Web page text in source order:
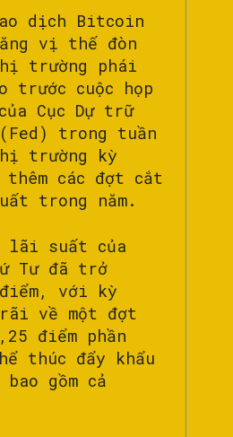
dịch Bitcoin
vị thế đòn
trường phái
trước cuộc họp
Cục Dự trữ
trong tuần
trường kỳ
thêm các đợt cắt
trong năm.
lãi suất của
Tư đã trở
với kỳ
về một đợt
điểm phần
thúc đẩy khẩu
gồm cả